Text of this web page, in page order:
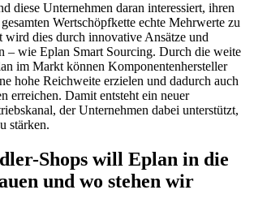
diese Unternehmen daran interessiert, ihren
Wertschöpfkette echte Mehrwerte zu
wird dies durch innovative Ansätze und
– wie Eplan Smart Sourcing. Durch die weite
im Markt können Komponentenhersteller
hohe Reichweite erzielen und dadurch auch
erreichen. Damit entsteht ein neuer
der Unternehmen dabei unterstützt,
stärken.
Shops will Eplan in die
und wo stehen wir